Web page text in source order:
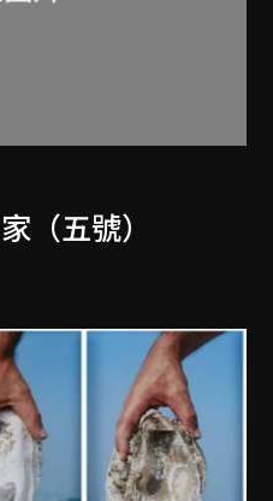
（五號）